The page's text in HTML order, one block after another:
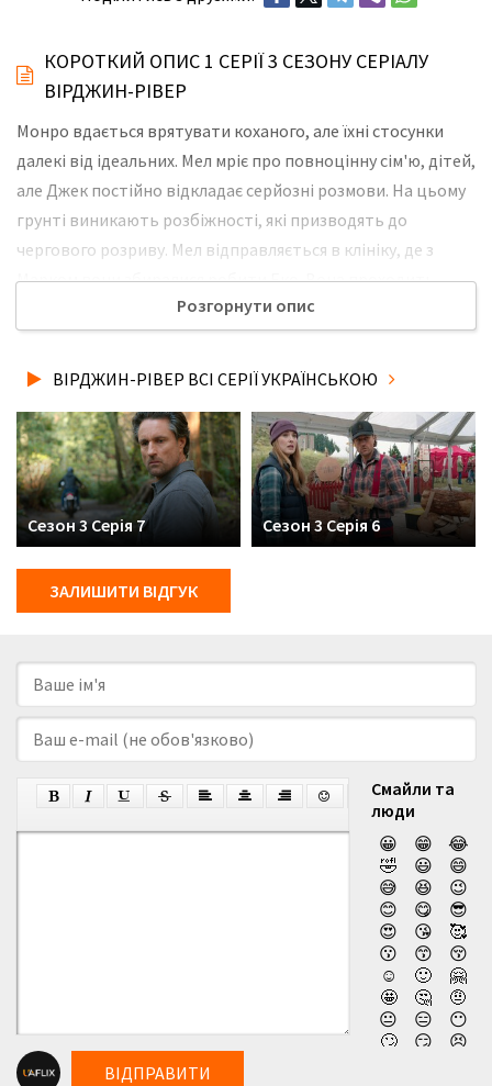
КОРОТКИЙ ОПИС 1 СЕРІЇ 3 СЕЗОНУ СЕРІАЛУ
ВІРДЖИН-РІВЕР
Монро вдається врятувати коханого, але їхні стосунки
далекі від ідеальних. Мел мріє про повноцінну сім'ю, дітей,
але Джек постійно відкладає серйозні розмови. На цьому
грунті виникають розбіжності, які призводять до
чергового розриву. Мел відправляється в клініку, де з
Марком вони збиралися робити Еко. Вона проходить
процедуру, використовуючи заморожену сперму
сходитися з Джеком, але незабаром дізнається про
дивились нову 1 серію 3 сезону серіалу Вірджин-Рівер
українською мовою, у хорошій hd якості та з українськими
субтитрами!
Розгорнути опис
ВІРДЖИН-РІВЕР ВСІ СЕРІЇ УКРАЇНСЬКОЮ
Сезон 3 Серія 7 Сезон 3 Серія 6
ЗАЛИШИТИ ВІДГУК
Смайли та
люди
😀
😁
😂
🤣
😃
😄
😅
😆
😉
😊
😋
😎
😍
😘
🥰
😗
😙
😚
☺️
🙂
🤗
🤩
🤔
🤨
😐
😑
😶
🙄
😏
😣
ВІДПРАВИТИ